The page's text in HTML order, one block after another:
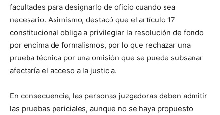
facultades para designarlo de oficio cuando sea
necesario. Asimismo, destacó que el artículo 17
constitucional obliga a privilegiar la resolución de fondo
por encima de formalismos, por lo que rechazar una
prueba técnica por una omisión que se puede subsanar
afectaría el acceso a la justicia.
En consecuencia, las personas juzgadoras deben admitir
las pruebas periciales, aunque no se haya propuesto